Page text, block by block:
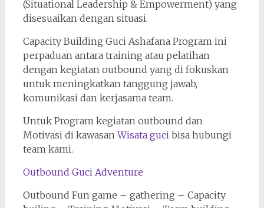
(Situational Leadership & Empowerment) yang
disesuaikan dengan situasi.
Capacity Building Guci Ashafana Program ini
perpaduan antara training atau pelatihan
dengan kegiatan outbound yang di fokuskan
untuk meningkatkan tanggung jawab,
komunikasi dan kerjasama team.
Untuk Program kegiatan outbound dan
Motivasi di kawasanWisata guci bisa hubungi
team kami.
Outbound Guci Adventure
Outbound Fun game – gathering – Capacity